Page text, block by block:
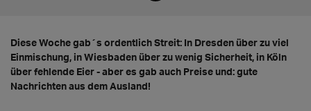
Diese Woche gab´s ordentlich Streit: In Dresden über zu viel
Einmischung, in Wiesbaden über zu wenig Sicherheit, in Köln
über fehlende Eier - aber es gab auch Preise und: gute
Nachrichten aus dem Ausland!